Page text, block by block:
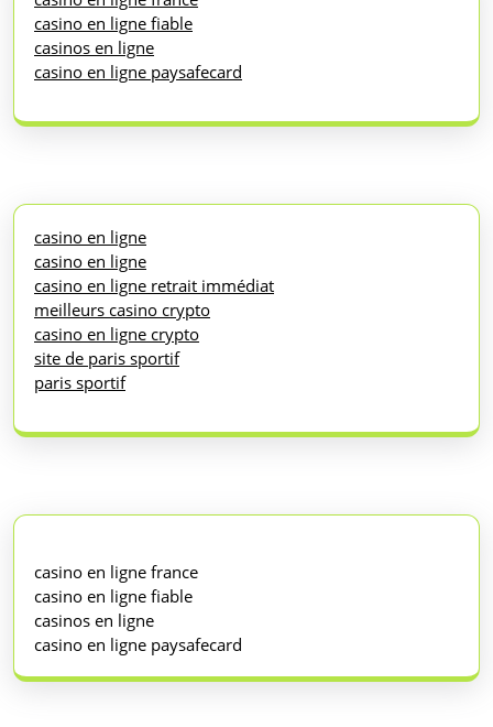
casino en ligne fiable
casinos en ligne
casino en ligne paysafecard
casino en ligne
casino en ligne
casino en ligne retrait immédiat
meilleurs casino crypto
casino en ligne crypto
site de paris sportif
paris sportif
casino en ligne france
casino en ligne fiable
casinos en ligne
casino en ligne paysafecard